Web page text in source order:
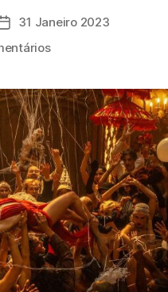
Data31 Janeiro 2023
em
b
y
l
o
n
:
o
s
o
n
h